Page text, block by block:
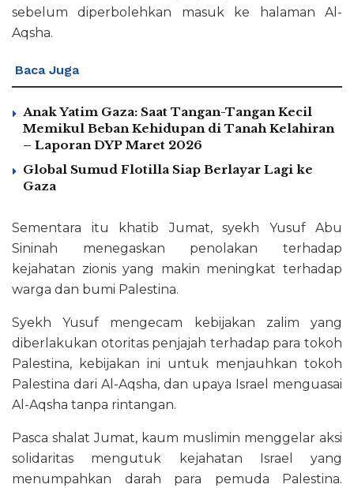
sebelum diperbolehkan masuk ke halaman Al-
Aqsha.
Baca Juga
Anak Yatim Gaza: Saat Tangan-Tangan Kecil
Memikul Beban Kehidupan di Tanah Kelahiran
– Laporan DYP Maret 2026
Global Sumud Flotilla Siap Berlayar Lagi ke
Gaza
Sementara itu khatib Jumat, syekh Yusuf Abu
Sininah menegaskan penolakan terhadap
kejahatan zionis yang makin meningkat terhadap
warga dan bumi Palestina.
Syekh Yusuf mengecam kebijakan zalim yang
diberlakukan otoritas penjajah terhadap para tokoh
Palestina, kebijakan ini untuk menjauhkan tokoh
Palestina dari Al-Aqsha, dan upaya Israel menguasai
Al-Aqsha tanpa rintangan.
Pasca shalat Jumat, kaum muslimin menggelar aksi
solidaritas mengutuk kejahatan Israel yang
menumpahkan darah para pemuda Palestina.